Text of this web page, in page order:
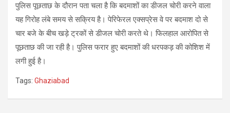
पुलिस पूछताछ के दौरान पता चला है कि बदमाशों का डीजल चोरी करने वाला
यह गिरोह लंबे समय से सक्रिय है। पेरिफेरल एक्सप्रेस वे पर बदमाश दो से
चार बजे के बीच खड़े ट्रकों से डीजल चोरी करते थे। फिलहाल आरोपित से
पूछताछ की जा रही है। पुलिस फरार हुए बदमाशों की धरपकड़ की कोशिश में
लगी हुई है।
Tags: Ghaziabad